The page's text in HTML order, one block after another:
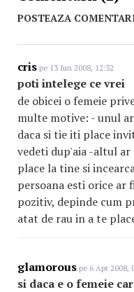
POSTEAZA
cris pe 13 Iun 2008, 12:32
poti intelege ce vrei
de obicei o femeie
multe motive: - unul
daca si tie iti place
vedeti dup'aia -altul ar
place la tine si
persoana esti orice ar
pozitiv, depinde cum
atat de rau in a te
glamorous pe 6 Apr 2008,
si daca e o femeie